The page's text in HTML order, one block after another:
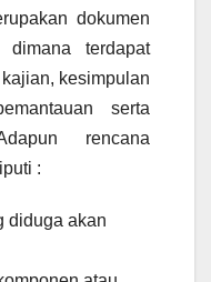
dokumen
terdapat
kesimpulan
serta
rencana
:
diduga akan